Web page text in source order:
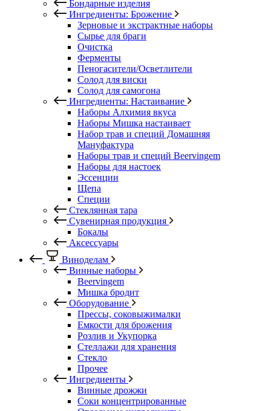
Бондарные изделия
Ингредиенты: Брожение
Зерновые и экстрактные наборы
Сырье для браги
Очистка
Ферменты
Пеногасители/Осветлители
Солод для виски
Солод для самогона
Ингредиенты: Настаивание
Наборы Алхимия вкуса
Наборы Мишка настаивает
Набор трав и специй Домашняя
Мануфактура
Наборы трав и специй Beervingem
Наборы для настоек
Эссенции
Щепа
Специи
Стеклянная тара
Сувенирная продукция
Бокалы
Аксессуары
Виноделам
Винные наборы
Beervingem
Мишка бродит
Оборудование
Прессы, соковыжималки
Емкости для брожения
Розлив и Укупорка
Стеллажи для хранения
Стекло
Прочее
Ингредиенты
Винные дрожжи
Соки концентрированные